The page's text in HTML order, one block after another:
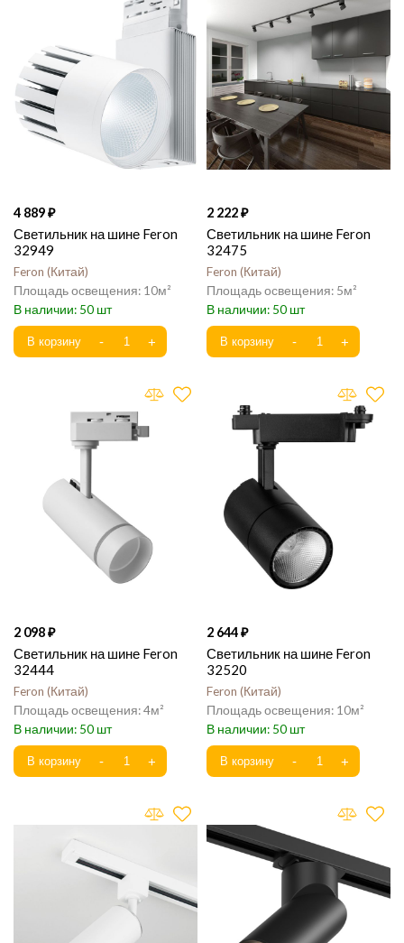
4 889
Светильник на шине Feron
32949
Feron Китай
10
50
2 222
Светильник на шине Feron
32475
Feron Китай
5
50
2 098
Светильник на шине Feron
32444
Feron Китай
4
50
2 644
Светильник на шине Feron
32520
Feron Китай
10
50